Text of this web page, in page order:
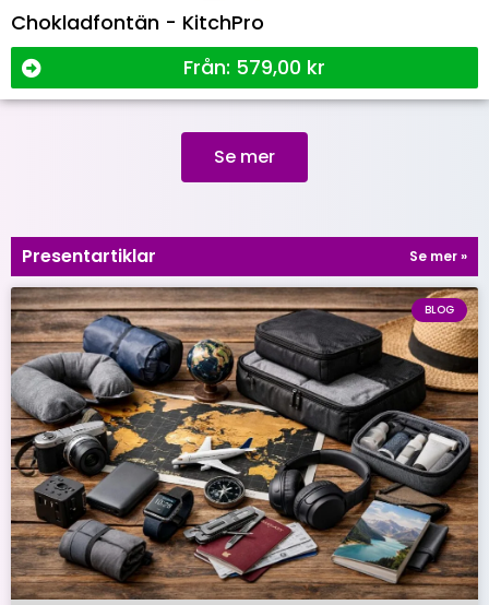
Chokladfontän - KitchPro
Från: 579,00 kr
Se mer
Presentartiklar Se mer »
BLOG